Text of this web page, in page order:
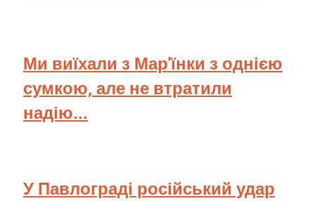
Ми виїхали з Мар'їнки з однією
сумкою, але не втратили
надію...
У Павлограді російський удар